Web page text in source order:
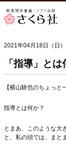
2021年04月18日（日
「指導」とは
【横山験也のちょっ
指導とは何か？
とまあ、このような大
と、私の頭では、まと